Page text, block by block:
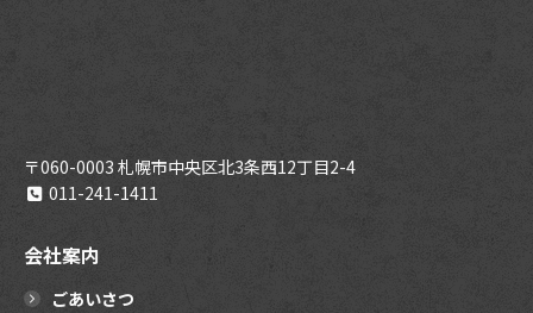
〒060-0003 札幌市中央区北3条西12丁目2-4
011-241-1411
会社案内
ごあいさつ